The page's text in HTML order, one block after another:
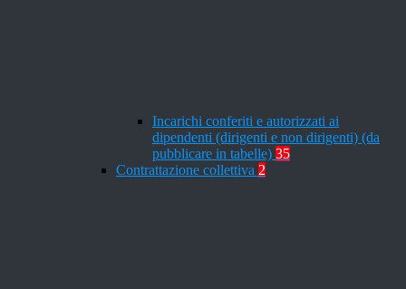
Incarichi conferiti e autorizzati ai
dipendenti (dirigenti e non dirigenti) (da
pubblicare in tabelle) 35
Contrattazione collettiva 2